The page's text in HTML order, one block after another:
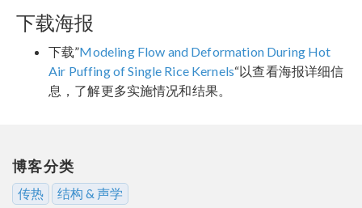
下载海报
下载”Modeling Flow and Deformation During Hot
Air Puffing of Single Rice Kernels“以查看海报详细信
息，了解更多实施情况和结果。
博客分类
传热 结构 & 声学